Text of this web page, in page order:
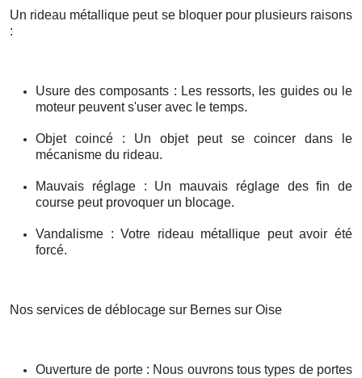
Un rideau métallique peut se bloquer pour plusieurs raisons
:
Usure des composants : Les ressorts, les guides ou le
moteur peuvent s'user avec le temps.
Objet coincé : Un objet peut se coincer dans le
mécanisme du rideau.
Mauvais réglage : Un mauvais réglage des fin de
course peut provoquer un blocage.
Vandalisme : Votre rideau métallique peut avoir été
forcé.
Nos services de déblocage sur Bernes sur Oise
Ouverture de porte : Nous ouvrons tous types de portes